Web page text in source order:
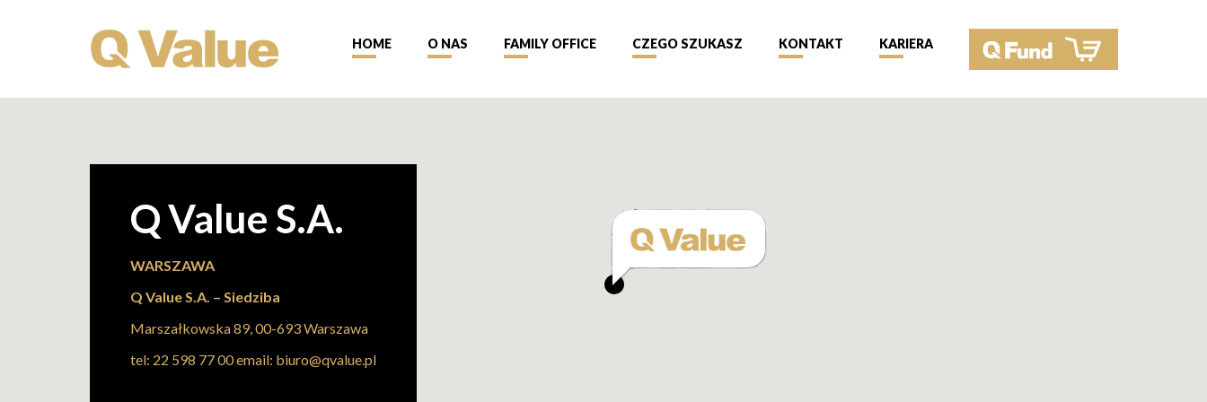
HOME O NAS FAMILY OFFICE CZEGO SZUKASZ KONTAKT KARIERA
Q Value S.A.
WARSZAWA
Q Value S.A. – Siedziba
Marszałkowska 89, 00-693 Warszawa
tel: 22 598 77 00email: biuro@qvalue.pl